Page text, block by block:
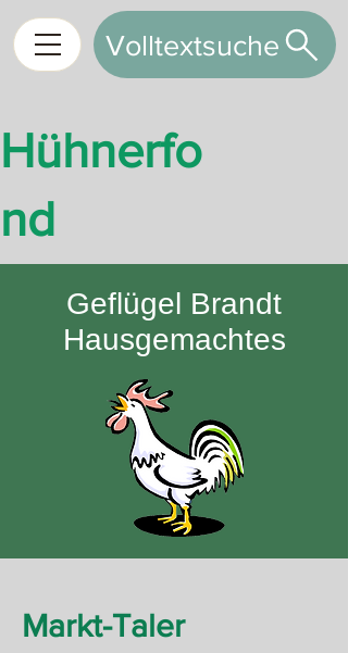
Volltextsuche
Hühnerfo
nd
Geflügel Brandt
Hausgemachtes
Markt-Taler